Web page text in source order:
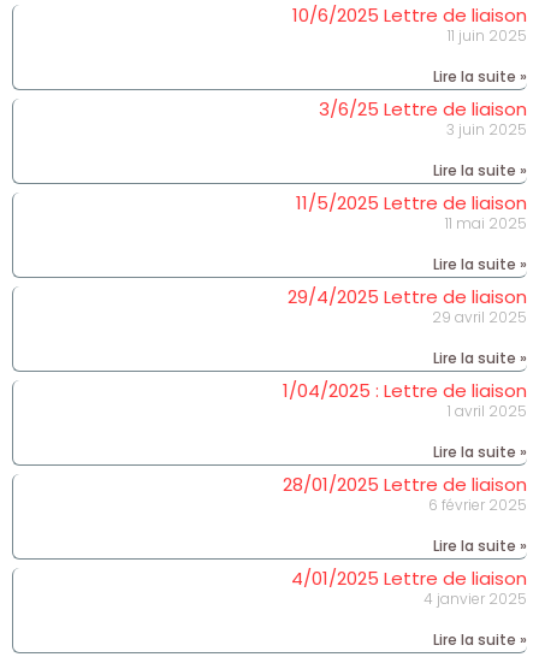
10/6/2025 Lettre de liaison
11 juin 2025
Lire la suite »
3/6/25 Lettre de liaison
3 juin 2025
Lire la suite »
11/5/2025 Lettre de liaison
11 mai 2025
Lire la suite »
29/4/2025 Lettre de liaison
29 avril 2025
Lire la suite »
1/04/2025 : Lettre de liaison
1 avril 2025
Lire la suite »
28/01/2025 Lettre de liaison
6 février 2025
Lire la suite »
4/01/2025 Lettre de liaison
4 janvier 2025
Lire la suite »